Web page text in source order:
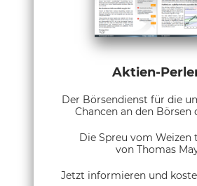
Aktien-
Der Börsendienst für die
Chancen an den Börsen
Die Spreu vom Weizen
von Thomas
Jetzt informieren und